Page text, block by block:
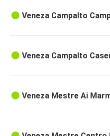
Veneza Campalto
Veneza Campalto
Veneza Mestre Ai